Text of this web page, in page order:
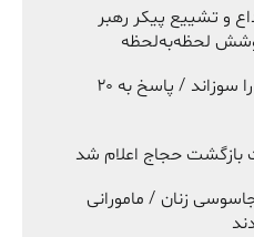
و تشییع پیکر رهبر
لحظه‌به‌لحظه
ناو وینسنس ۲۹۱ رؤیا را سوزاند / پاسخ به ۲۰
بازگشت حجاج اعلام شد
زنان / مامورانی